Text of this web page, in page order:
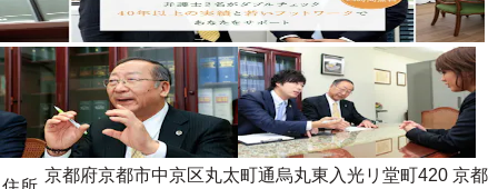
京都府京都市中京区丸太町通烏丸東入光リ堂町420 京都